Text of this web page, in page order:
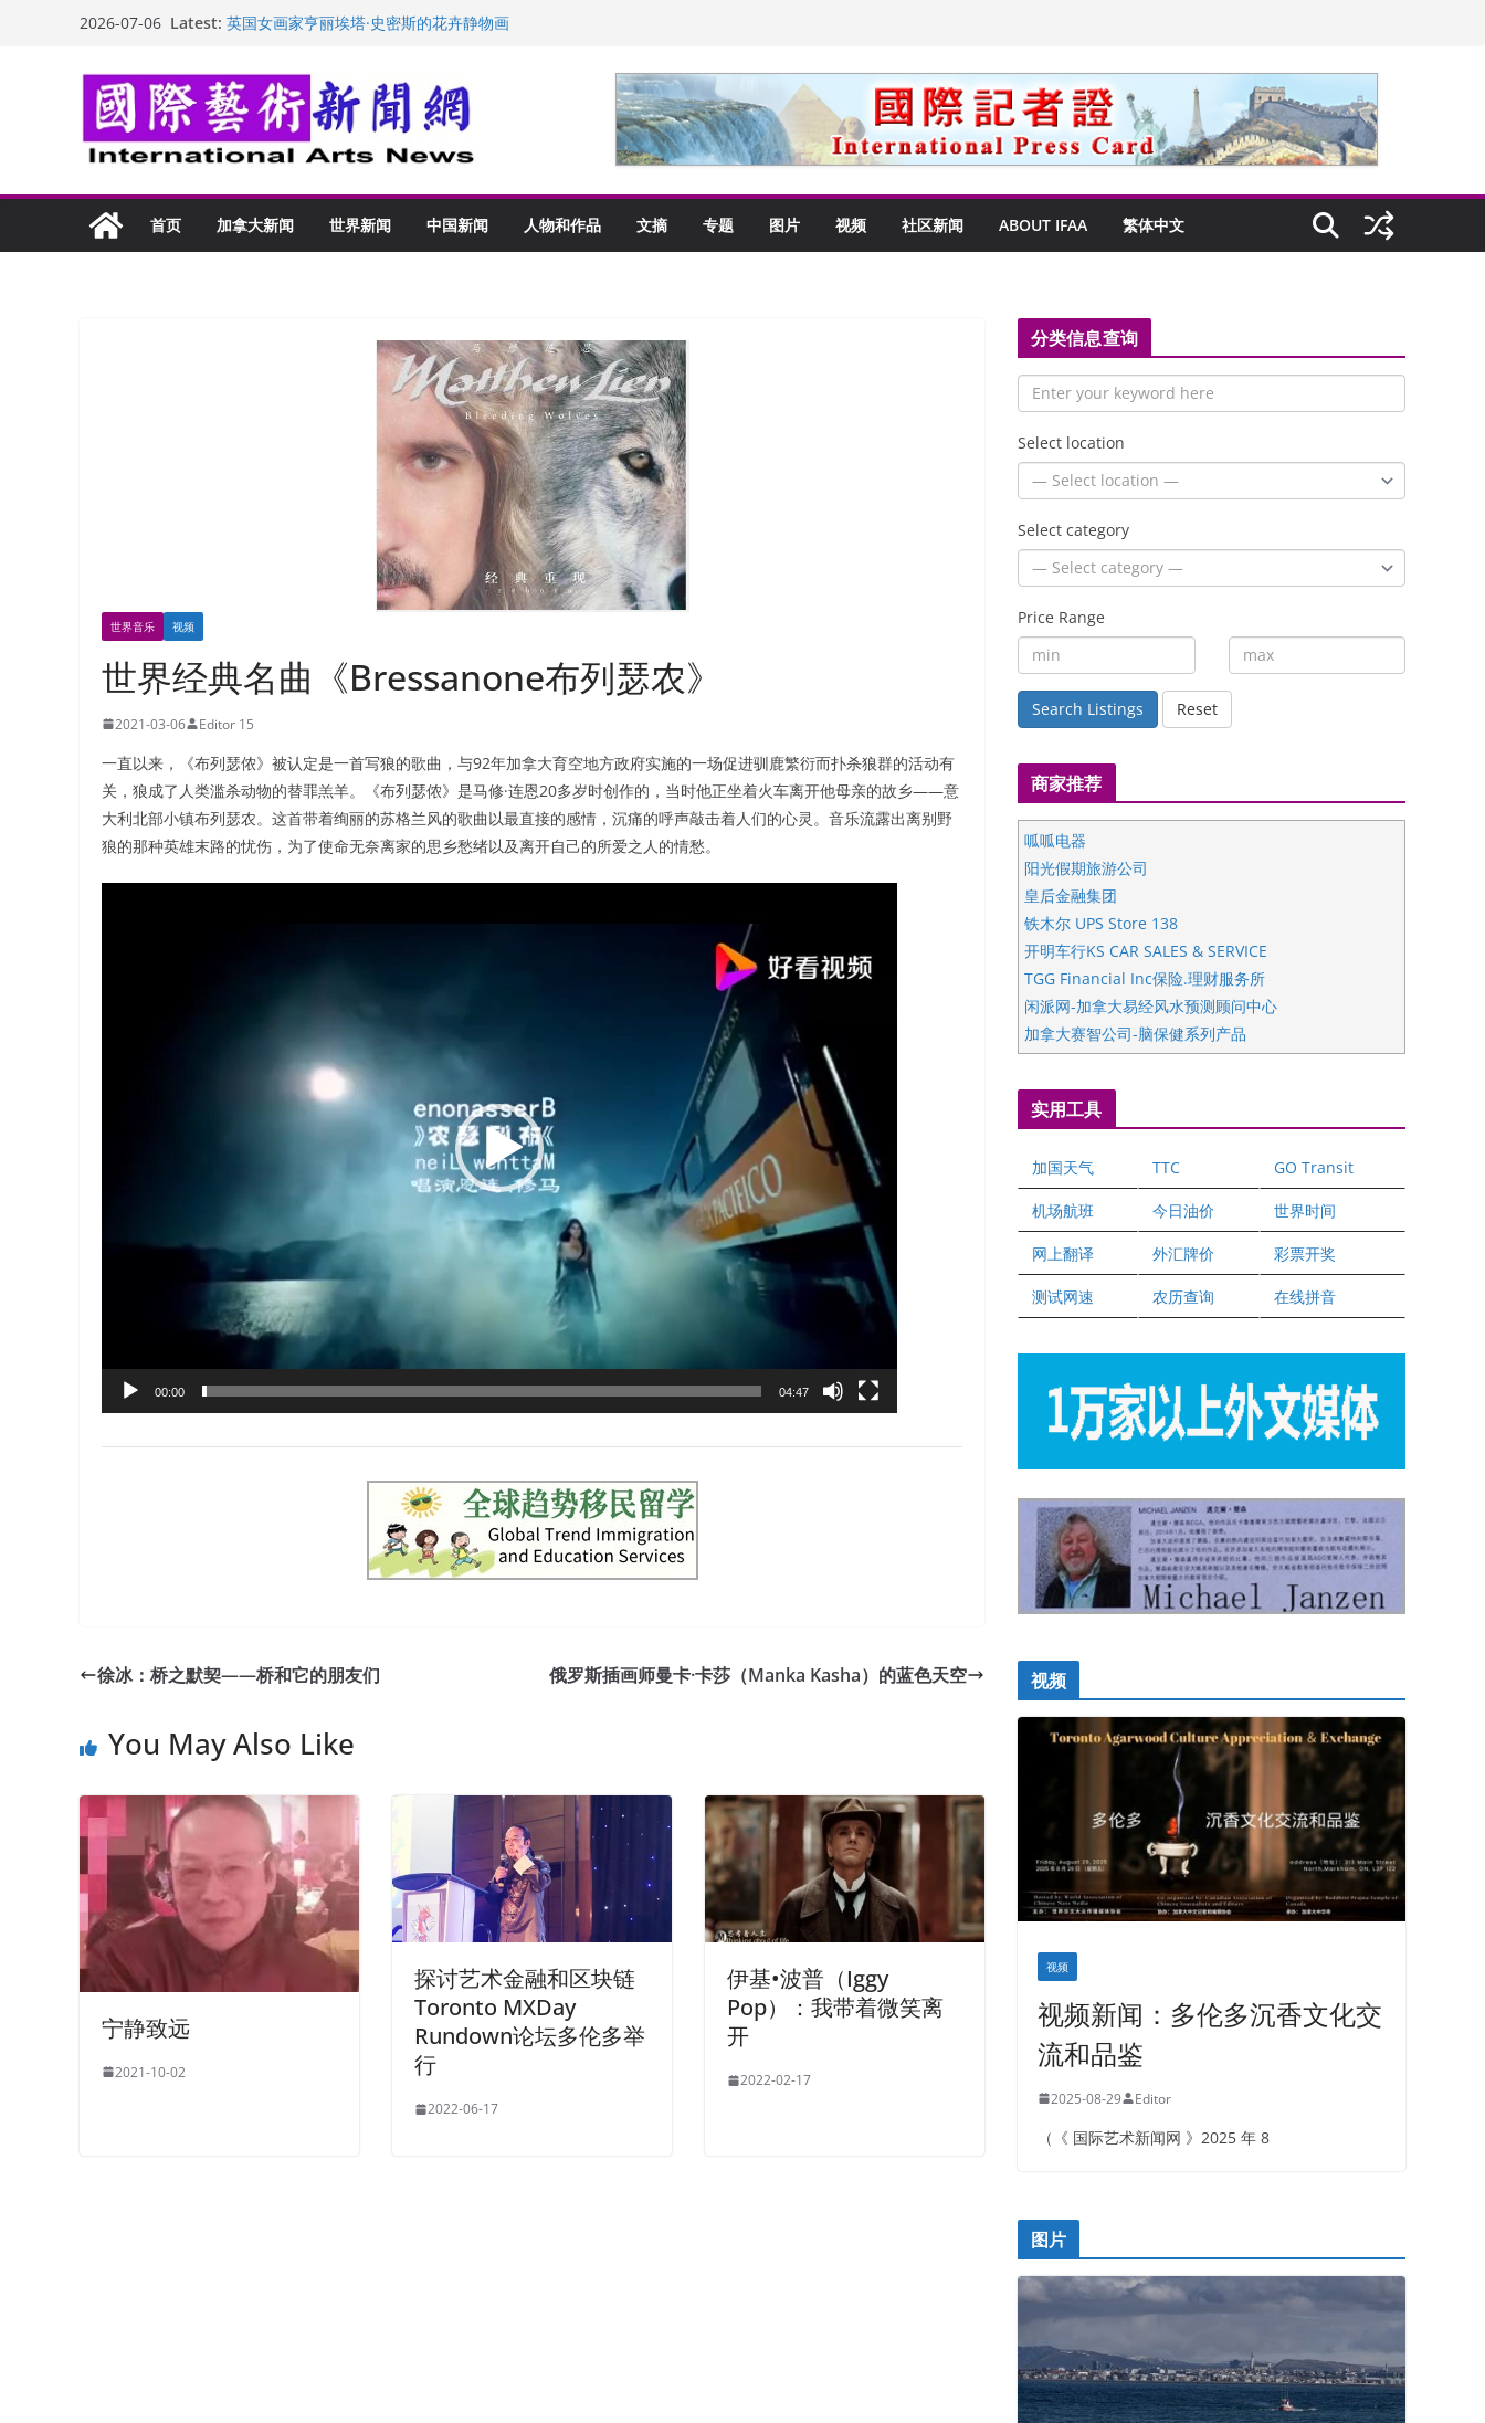
2026-07-06 Latest: 英国女画家亨丽埃塔·史密斯的花卉静物画
苏方 ：“字”得其乐
“梵心”归处：一场展览 连着攀枝花的千里乡愁
首页 加拿大新闻 世界新闻 中国新闻 人物和作品 文摘 专题 图片 视频 社区新闻 ABOUT IFAA 繁体中文
世界音乐 视频
世界经典名曲《Bressanone布列瑟农》
2021-03-06 Editor 15
一直以来，《布列瑟侬》被认定是一首写狼的歌曲，与92年加拿大育空地方政府实施的一场促进驯鹿繁衍而扑杀狼群的活动有
关，狼成了人类滥杀动物的替罪羔羊。《布列瑟侬》是马修·连恩20多岁时创作的，当时他正坐着火车离开他母亲的故乡——意
大利北部小镇布列瑟农。这首带着绚丽的苏格兰风的歌曲以最直接的感情，沉痛的呼声敲击着人们的心灵。音乐流露出离别野
狼的那种英雄末路的忧伤，为了使命无奈离家的思乡愁绪以及离开自己的所爱之人的情愁。
00:00 04:47
徐冰：桥之默契——桥和它的朋友们 俄罗斯插画师曼卡·卡莎（Manka Kasha）的蓝色天空
You May Also Like
宁静致远
2021-10-02
探讨艺术金融和区块链
Toronto MXDay
Rundown论坛多伦多举
行
2022-06-17
伊基•波普（Iggy
Pop）：我带着微笑离
开
2022-02-17
分类信息查询
Select location
Select category
Price Range
Search Listings Reset
商家推荐
呱呱电器
阳光假期旅游公司
皇后金融集团
铁木尔 UPS Store 138
开明车行KS CAR SALES & SERVICE
TGG Financial Inc保险.理财服务所
闲派网-加拿大易经风水预测顾问中心
加拿大赛智公司-脑保健系列产品
五星国艺拍卖及评估公司
国际注册执业营养师公会
爱德华连锁酒店万锦分店
健健宝公司
二十一世纪美联地产公司
全球趋势移民留学
盛达资本
正点印艺设计
实用工具
加国天气 TTC GO Transit
机场航班 今日油价 世界时间
网上翻译 外汇牌价 彩票开奖
测试网速 农历查询 在线拼音
视频
视频
视频新闻：多伦多沉香文化交
流和品鉴
2025-08-29 Editor
（《 国际艺术新闻网 》2025 年 8
图片